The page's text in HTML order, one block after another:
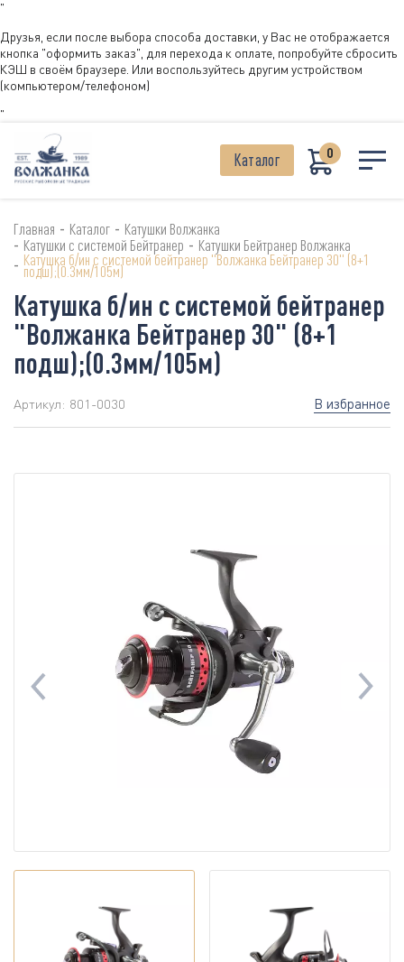
"
Друзья, если после выбора способа доставки, у Вас не отображается
кнопка "оформить заказ", для перехода к оплате, попробуйте сбросить
КЭШ в своём браузере. Или воспользуйтесь другим устройством
(компьютером/телефоном)
"
Каталог 0
Главная - Каталог - Катушки Волжанка
- Катушки с системой Бейтранер - Катушки Бейтранер Волжанка
- Катушка б/ин с системой бейтранер "Волжанка Бейтранер 30" (8+1
подш);(0.3мм/105м)
Катушка б/ин с системой бейтранер
"Волжанка Бейтранер 30" (8+1
подш);(0.3мм/105м)
Артикул: 801-0030 В избранное